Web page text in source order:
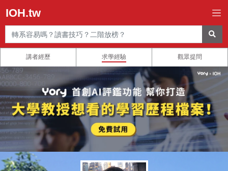
IOH.tw
講者經歷 求學經驗 觀眾提問